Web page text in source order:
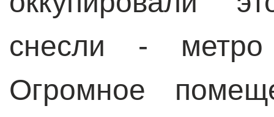
снесли - метро
Огромное